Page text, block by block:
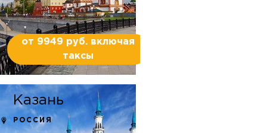
от 9949 руб. включая
таксы
Казань
РОССИЯ